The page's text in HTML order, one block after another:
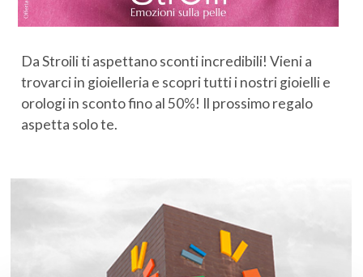
Da Stroili ti aspettano sconti incredibili! Vieni a
trovarci in gioielleria e scopri tutti i nostri gioielli e
orologi in sconto fino al 50%! Il prossimo regalo
aspetta solo te.